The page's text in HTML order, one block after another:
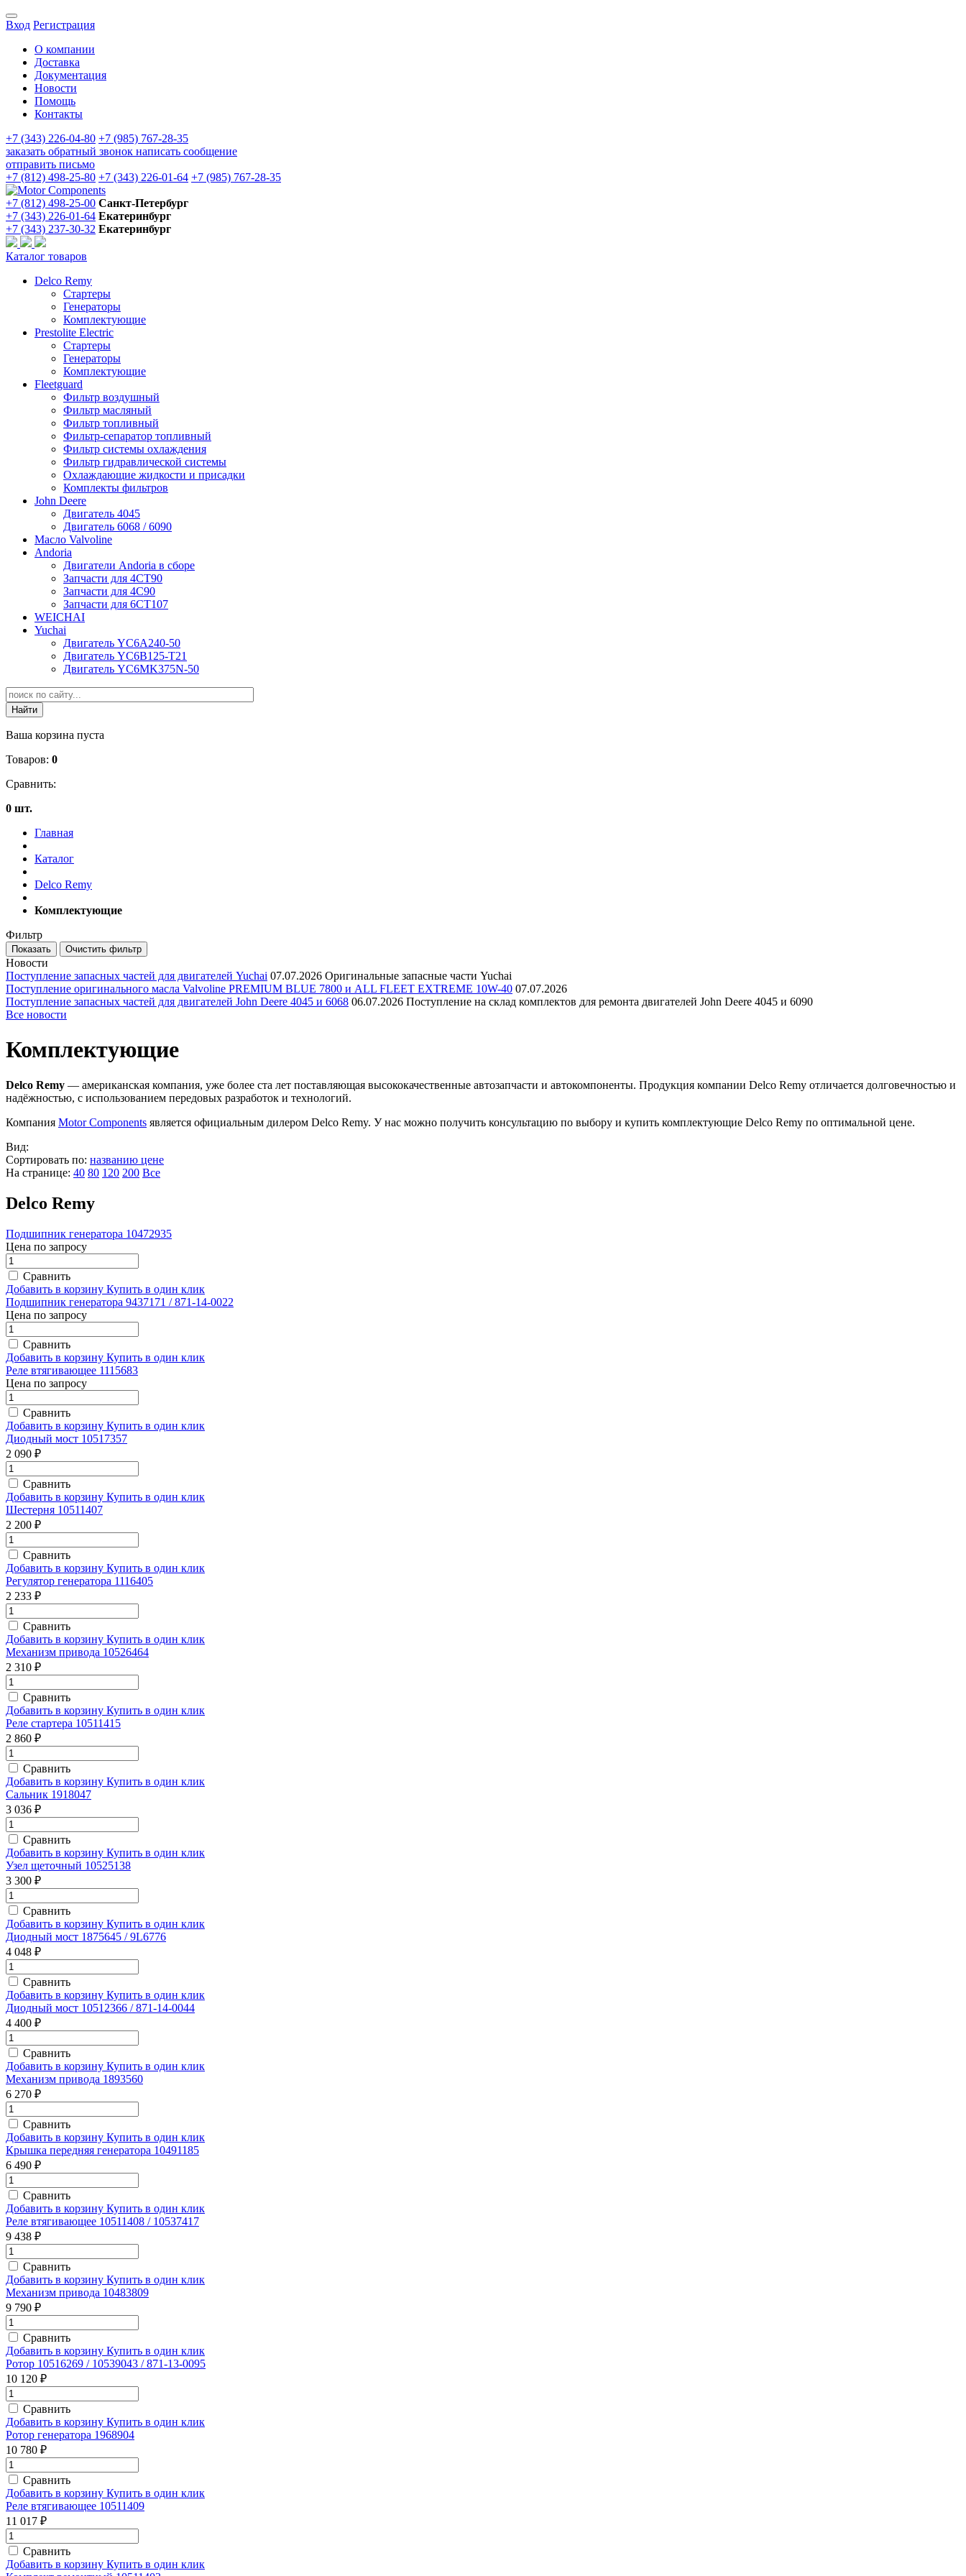
Вход Регистрация
О компании
Доставка
Документация
Новости
Помощь
Контакты
+7 (343) 226-04-80 +7 (985) 767-28-35
заказать обратный звонок написать сообщение
отправить письмо
+7 (812) 498-25-80 +7 (343) 226-01-64 +7 (985) 767-28-35
+7 (812) 498-25-00 Санкт-Петербург
+7 (343) 226-01-64 Екатеринбург
+7 (343) 237-30-32 Екатеринбург
Каталог товаров
Delco Remy
Стартеры
Генераторы
Комплектующие
Prestolite Electric
Стартеры
Генераторы
Комплектующие
Fleetguard
Фильтр воздушный
Фильтр масляный
Фильтр топливный
Фильтр-сепаратор топливный
Фильтр системы охлаждения
Фильтр гидравлической системы
Охлаждающие жидкости и присадки
Комплекты фильтров
John Deere
Двигатель 4045
Двигатель 6068 / 6090
Масло Valvoline
Andoria
Двигатели Andoria в сборе
Запчасти для 4CT90
Запчасти для 4С90
Запчасти для 6CT107
WEICHAI
Yuchai
Двигатель YC6A240-50
Двигатель YC6B125-T21
Двигатель YC6MK375N-50
Ваша корзина пуста
Товаров: 0
Сравнить:
0 шт.
Главная
Каталог
Delco Remy
Комплектующие
Фильтр
Новости
Поступление запасных частей для двигателей Yuchai 07.07.2026 Оригинальные запасные части Yuchai
Поступление оригинального масла Valvoline PREMIUM BLUE 7800 и ALL FLEET EXTREME 10W-40 07.07.2026
Поступление запасных частей для двигателей John Deere 4045 и 6068 06.07.2026 Поступление на склад комплектов для ремонта двигателей John Deere 4045 и 6090
Все новости
Комплектующие
Delco Remy — американская компания, уже более ста лет поставляющая высококачественные автозапчасти и автокомпоненты. Продукция компании Delco Remy отличается долговечностью и
надёжностью, с использованием передовых разработок и технологий.
Компания Motor Components является официальным дилером Delco Remy. У нас можно получить консультацию по выбору и купить комплектующие Delco Remy по оптимальной цене.
Вид:
Сортировать по: названию цене
На странице: 40 80 120 200 Все
Delco Remy
Подшипник генератора 10472935
Цена по запросу
Сравнить
Добавить в корзину Купить в один клик
Подшипник генератора 9437171 / 871-14-0022
Цена по запросу
Сравнить
Добавить в корзину Купить в один клик
Реле втягивающее 1115683
Цена по запросу
Сравнить
Добавить в корзину Купить в один клик
Диодный мост 10517357
2 090 ₽
Сравнить
Добавить в корзину Купить в один клик
Шестерня 10511407
2 200 ₽
Сравнить
Добавить в корзину Купить в один клик
Регулятор генератора 1116405
2 233 ₽
Сравнить
Добавить в корзину Купить в один клик
Механизм привода 10526464
2 310 ₽
Сравнить
Добавить в корзину Купить в один клик
Реле стартера 10511415
2 860 ₽
Сравнить
Добавить в корзину Купить в один клик
Сальник 1918047
3 036 ₽
Сравнить
Добавить в корзину Купить в один клик
Узел щеточный 10525138
3 300 ₽
Сравнить
Добавить в корзину Купить в один клик
Диодный мост 1875645 / 9L6776
4 048 ₽
Сравнить
Добавить в корзину Купить в один клик
Диодный мост 10512366 / 871-14-0044
4 400 ₽
Сравнить
Добавить в корзину Купить в один клик
Механизм привода 1893560
6 270 ₽
Сравнить
Добавить в корзину Купить в один клик
Крышка передняя генератора 10491185
6 490 ₽
Сравнить
Добавить в корзину Купить в один клик
Реле втягивающее 10511408 / 10537417
9 438 ₽
Сравнить
Добавить в корзину Купить в один клик
Механизм привода 10483809
9 790 ₽
Сравнить
Добавить в корзину Купить в один клик
Ротор 10516269 / 10539043 / 871-13-0095
10 120 ₽
Сравнить
Добавить в корзину Купить в один клик
Ротор генератора 1968904
10 780 ₽
Сравнить
Добавить в корзину Купить в один клик
Реле втягивающее 10511409
11 017 ₽
Сравнить
Добавить в корзину Купить в один клик